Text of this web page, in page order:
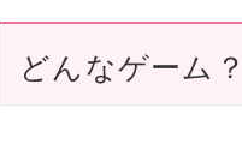
どんなゲーム？